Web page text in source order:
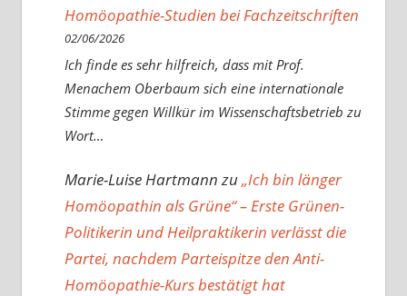
Homöopathie-Studien bei Fachzeitschriften
02/06/2026
Ich finde es sehr hilfreich, dass mit Prof.
Menachem Oberbaum sich eine internationale
Stimme gegen Willkür im Wissenschaftsbetrieb zu
Wort…
Marie-Luise Hartmannzu„Ich bin länger
Homöopathin als Grüne“ – Erste Grünen-
Politikerin und Heilpraktikerin verlässt die
Partei, nachdem Parteispitze den Anti-
Homöopathie-Kurs bestätigt hat